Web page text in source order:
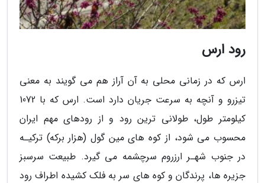
رود ارس
ارس که در زمانی محلی به آن آراز هم می گویند به معنی
تیزرو و آنچه به سرعت جریان دارد است. ارس که با 1072
کیلومتر طول، طولانی ترین رود و از رودهای مهم ایران
محسوب می شود، از کوه های مین گول (هزار برکه) ترکیـه
در جنوب شهـر ارزروم سرچشمه می گیرد. طبیعت سرسبز
جزیره ها، پرندگان و کوه های سر به فلک کشیده اطراف رود